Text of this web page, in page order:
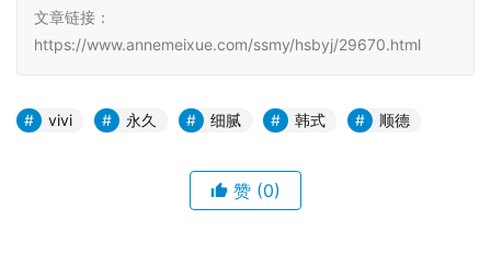
文章链接：
https://www.annemeixue.com/ssmy/hsbyj/29670.html
vivi 永久 细腻 韩式 顺德
赞 (0)